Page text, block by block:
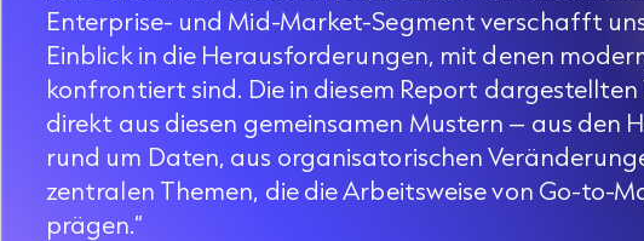
Enterprise- und Mid-Market-Segment verschafft
Einblick in die Herausforderungen, mit denen
konfrontiert sind. Die in diesem Report dargestellten
direkt aus diesen gemeinsamen Mustern – aus den
rund um Daten, aus organisatorischen
zentralen Themen, die die Arbeitsweise von Go-to-
prägen.“